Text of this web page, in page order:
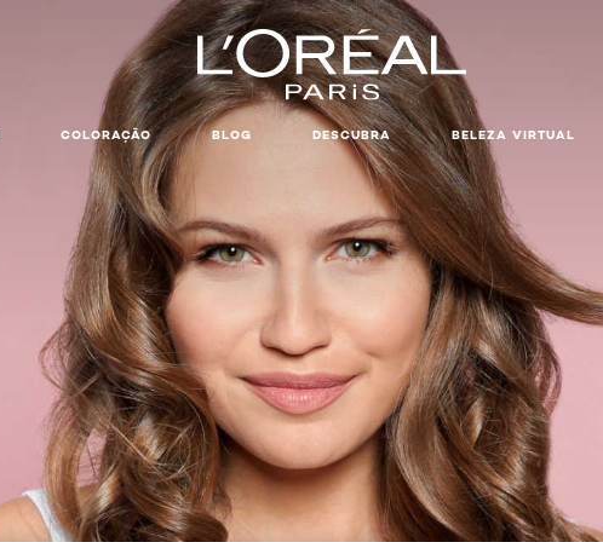
COLORAÇÃO BLOG DESCUBRA BELEZA VIRTUAL